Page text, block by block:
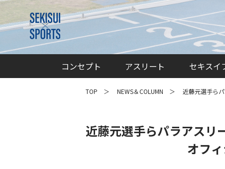
コンセプト アスリート セキスイ
TOP NEWS＆COLUMN 近藤元選手ら
近藤元選手らパラアスリ
オフ